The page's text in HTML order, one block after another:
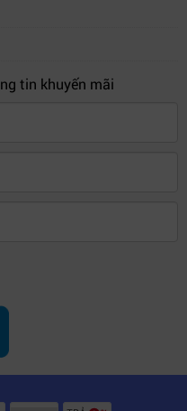
tin khuyến mãi